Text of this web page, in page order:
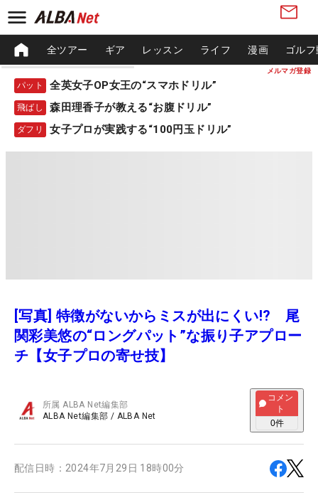
メルマガ登録
全ツアー ギア レッスン ライフ 漫画 ゴル
パット 全英女子OP女王の“スマホドリル”
飛ばし 森田理香子が教える“お腹ドリル”
ダフリ 女子プロが実践する“100円玉ドリル”
[写真] 特徴がないからミスが出にくい!? 尾
関彩美悠の“ロングパット”な振り子アプロー
チ【女子プロの寄せ技】
所属ALBA Net編集部
ALBA Net編集部 / ALBA Net
コメン
ト
0件
配信日時： 2024年7月29日 18時00分